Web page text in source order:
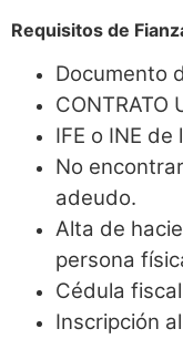
Requisitos de
Documento
CONTRATO
IFE o INE
No
adeudo.
Alta de
persona
Cédula
Inscripción